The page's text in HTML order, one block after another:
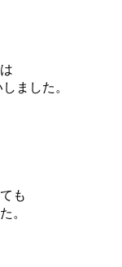
ました。
も
。